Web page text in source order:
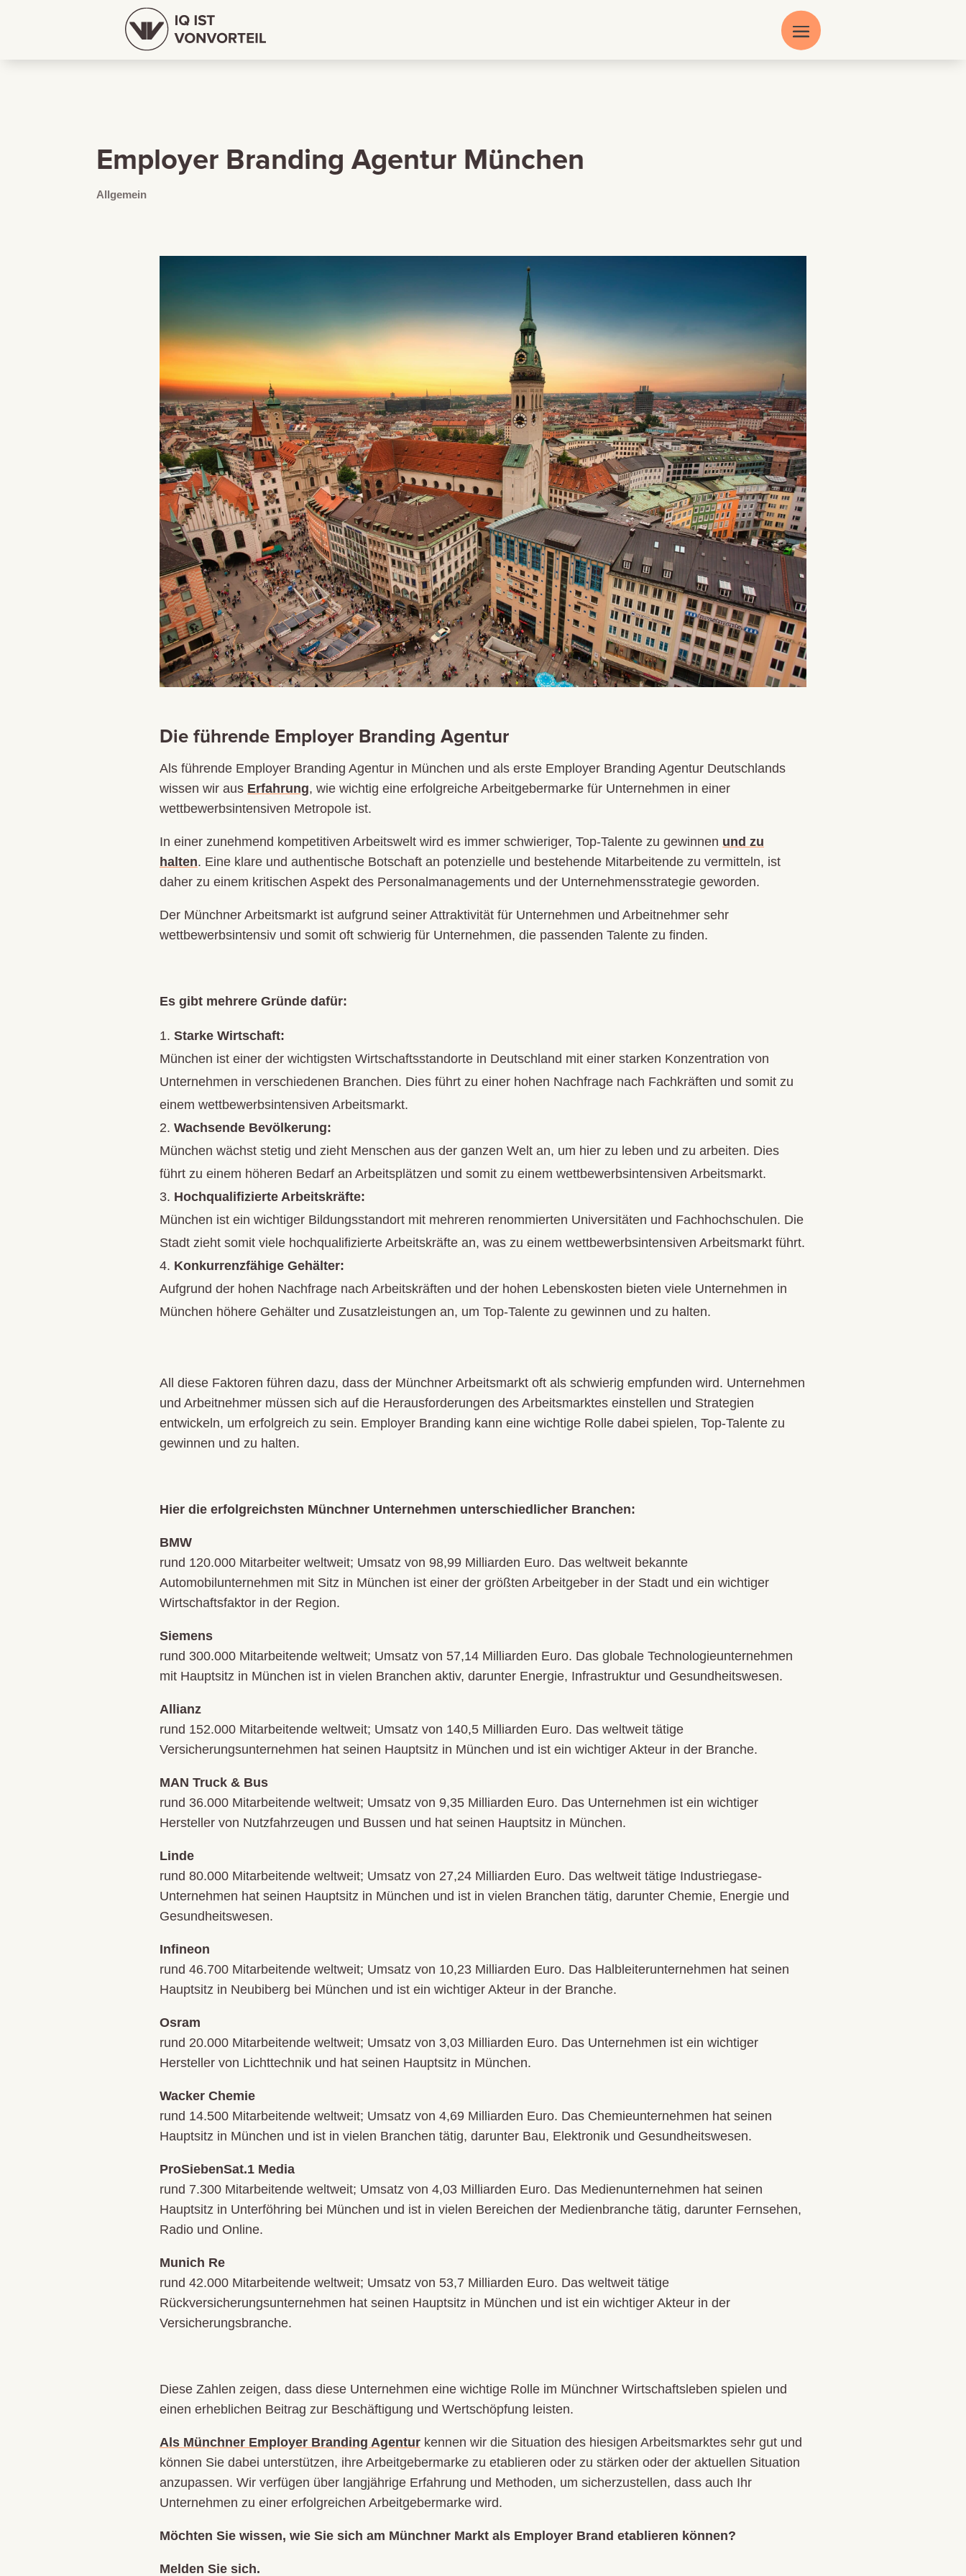
Employer Branding Agentur München
Allgemein
Die führende Employer Branding Agentur
Als führende Employer Branding Agentur in München und als erste Employer Branding Agentur Deutschlands
wissen wir aus Erfahrung, wie wichtig eine erfolgreiche Arbeitgebermarke für Unternehmen in einer
wettbewerbsintensiven Metropole ist.
In einer zunehmend kompetitiven Arbeitswelt wird es immer schwieriger, Top-Talente zu gewinnen und zu
halten. Eine klare und authentische Botschaft an potenzielle und bestehende Mitarbeitende zu vermitteln, ist
daher zu einem kritischen Aspekt des Personalmanagements und der Unternehmensstrategie geworden.
Der Münchner Arbeitsmarkt ist aufgrund seiner Attraktivität für Unternehmen und Arbeitnehmer sehr
wettbewerbsintensiv und somit oft schwierig für Unternehmen, die passenden Talente zu finden.
Es gibt mehrere Gründe dafür:
Starke Wirtschaft:
München ist einer der wichtigsten Wirtschaftsstandorte in Deutschland mit einer starken Konzentration von
Unternehmen in verschiedenen Branchen. Dies führt zu einer hohen Nachfrage nach Fachkräften und somit zu
einem wettbewerbsintensiven Arbeitsmarkt.
Wachsende Bevölkerung:
München wächst stetig und zieht Menschen aus der ganzen Welt an, um hier zu leben und zu arbeiten. Dies
führt zu einem höheren Bedarf an Arbeitsplätzen und somit zu einem wettbewerbsintensiven Arbeitsmarkt.
Hochqualifizierte Arbeitskräfte:
München ist ein wichtiger Bildungsstandort mit mehreren renommierten Universitäten und Fachhochschulen. Die
Stadt zieht somit viele hochqualifizierte Arbeitskräfte an, was zu einem wettbewerbsintensiven Arbeitsmarkt führt.
Konkurrenzfähige Gehälter:
Aufgrund der hohen Nachfrage nach Arbeitskräften und der hohen Lebenskosten bieten viele Unternehmen in
München höhere Gehälter und Zusatzleistungen an, um Top-Talente zu gewinnen und zu halten.
All diese Faktoren führen dazu, dass der Münchner Arbeitsmarkt oft als schwierig empfunden wird. Unternehmen
und Arbeitnehmer müssen sich auf die Herausforderungen des Arbeitsmarktes einstellen und Strategien
entwickeln, um erfolgreich zu sein. Employer Branding kann eine wichtige Rolle dabei spielen, Top-Talente zu
gewinnen und zu halten.
Hier die erfolgreichsten Münchner Unternehmen unterschiedlicher Branchen:
BMW
rund 120.000 Mitarbeiter weltweit; Umsatz von 98,99 Milliarden Euro. Das weltweit bekannte
Automobilunternehmen mit Sitz in München ist einer der größten Arbeitgeber in der Stadt und ein wichtiger
Wirtschaftsfaktor in der Region.
Siemens
rund 300.000 Mitarbeitende weltweit; Umsatz von 57,14 Milliarden Euro. Das globale Technologieunternehmen
mit Hauptsitz in München ist in vielen Branchen aktiv, darunter Energie, Infrastruktur und Gesundheitswesen.
Allianz
rund 152.000 Mitarbeitende weltweit; Umsatz von 140,5 Milliarden Euro. Das weltweit tätige
Versicherungsunternehmen hat seinen Hauptsitz in München und ist ein wichtiger Akteur in der Branche.
MAN Truck & Bus
rund 36.000 Mitarbeitende weltweit; Umsatz von 9,35 Milliarden Euro. Das Unternehmen ist ein wichtiger
Hersteller von Nutzfahrzeugen und Bussen und hat seinen Hauptsitz in München.
Linde
rund 80.000 Mitarbeitende weltweit; Umsatz von 27,24 Milliarden Euro. Das weltweit tätige Industriegase-
Unternehmen hat seinen Hauptsitz in München und ist in vielen Branchen tätig, darunter Chemie, Energie und
Gesundheitswesen.
Infineon
rund 46.700 Mitarbeitende weltweit; Umsatz von 10,23 Milliarden Euro. Das Halbleiterunternehmen hat seinen
Hauptsitz in Neubiberg bei München und ist ein wichtiger Akteur in der Branche.
Osram
rund 20.000 Mitarbeitende weltweit; Umsatz von 3,03 Milliarden Euro. Das Unternehmen ist ein wichtiger
Hersteller von Lichttechnik und hat seinen Hauptsitz in München.
Wacker Chemie
rund 14.500 Mitarbeitende weltweit; Umsatz von 4,69 Milliarden Euro. Das Chemieunternehmen hat seinen
Hauptsitz in München und ist in vielen Branchen tätig, darunter Bau, Elektronik und Gesundheitswesen.
ProSiebenSat.1 Media
rund 7.300 Mitarbeitende weltweit; Umsatz von 4,03 Milliarden Euro. Das Medienunternehmen hat seinen
Hauptsitz in Unterföhring bei München und ist in vielen Bereichen der Medienbranche tätig, darunter Fernsehen,
Radio und Online.
Munich Re
rund 42.000 Mitarbeitende weltweit; Umsatz von 53,7 Milliarden Euro. Das weltweit tätige
Rückversicherungsunternehmen hat seinen Hauptsitz in München und ist ein wichtiger Akteur in der
Versicherungsbranche.
Diese Zahlen zeigen, dass diese Unternehmen eine wichtige Rolle im Münchner Wirtschaftsleben spielen und
einen erheblichen Beitrag zur Beschäftigung und Wertschöpfung leisten.
Als Münchner Employer Branding Agentur kennen wir die Situation des hiesigen Arbeitsmarktes sehr gut und
können Sie dabei unterstützen, ihre Arbeitgebermarke zu etablieren oder zu stärken oder der aktuellen Situation
anzupassen. Wir verfügen über langjährige Erfahrung und Methoden, um sicherzustellen, dass auch Ihr
Unternehmen zu einer erfolgreichen Arbeitgebermarke wird.
Möchten Sie wissen, wie Sie sich am Münchner Markt als Employer Brand etablieren können?
Melden Sie sich.